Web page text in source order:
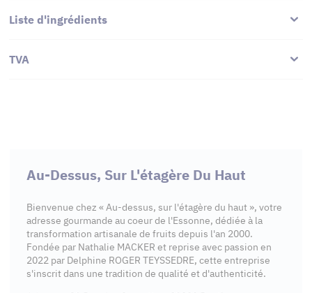
Liste d'ingrédients
TVA
Au-Dessus, Sur L'étagère Du Haut
Bienvenue chez « Au-dessus, sur l'étagère du haut », votre
adresse gourmande au coeur de l'Essonne, dédiée à la
transformation artisanale de fruits depuis l'an 2000.
Fondée par Nathalie MACKER et reprise avec passion en
2022 par Delphine ROGER TEYSSEDRE, cette entreprise
s'inscrit dans une tradition de qualité et d'authenticité.